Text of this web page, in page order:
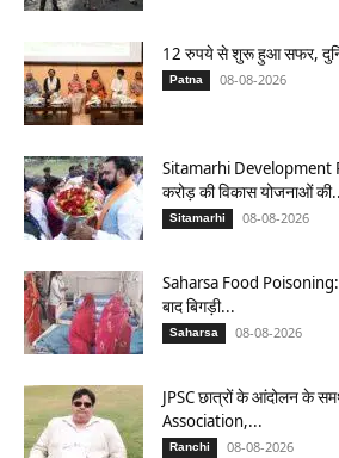
12 रुपये से शुरू हुआ सफर,
Patna 08-08-2026
Sitamarhi Development
करोड़ की विकास योजनाओं
Sitamarhi 08-08-2026
Saharsa Food
बाद बिगड़ी...
Saharsa 08-08-2026
JPSC छात्रों के आंदोलन के
Association,...
Ranchi 08-08-2026